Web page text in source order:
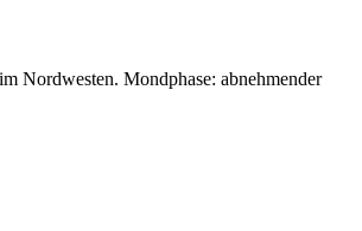
Nordwesten. Mondphase: abnehmender